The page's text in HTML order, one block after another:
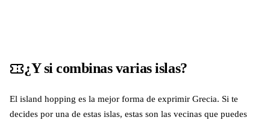
¿Y si combinas varias islas?
El island hopping es la mejor forma de exprimir Grecia. Si te
decides por una de estas islas, estas son las vecinas que puedes